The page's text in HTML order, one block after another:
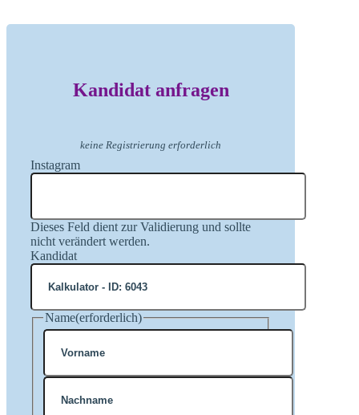
Kandidat anfragen
keine Registrierung erforderlich
Instagram
Dieses Feld dient zur Validierung und sollte
nicht verändert werden.
Kandidat
Name(erforderlich)
Vorname